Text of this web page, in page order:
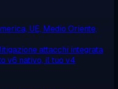
UE, Medio Oriente,
attacchi integrata
v6 nativo, il tuo v4